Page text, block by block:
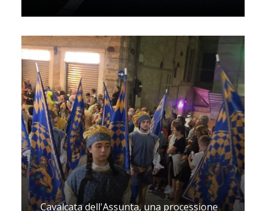
Cavalcata dell'Assunta, una processione